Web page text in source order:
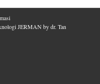
JERMAN by dr. Tan